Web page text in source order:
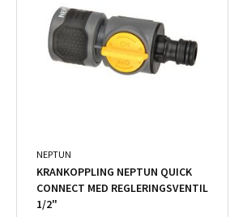
NEPTUN
KRANKOPPLING NEPTUN QUICK
CONNECT MED REGLERINGSVENTIL
1/2"